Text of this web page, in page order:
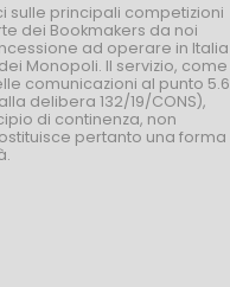
sulle principali competizioni
dei Bookmakers da noi
ad operare in Italia
Monopoli. Il servizio, come
comunicazioni al punto 5.6
delibera 132/19/CONS),
di continenza, non
pertanto una forma